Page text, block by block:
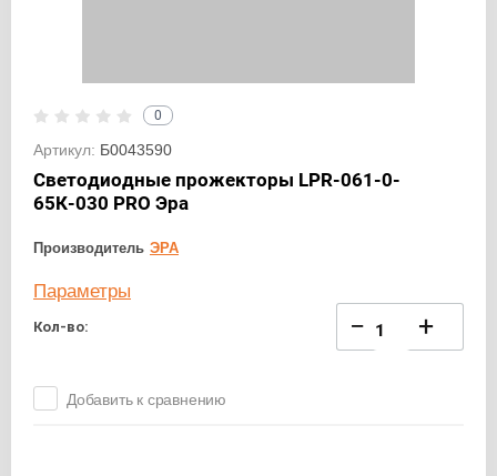
0
Артикул: Б0043590
Светодиодные прожекторы LPR-061-0-
65К-030 PRO Эра
Производитель ЭРА
Параметры
Кол-во: − +
Добавить к сравнению